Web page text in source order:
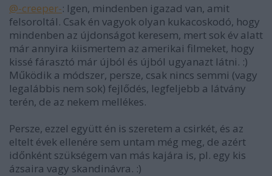
@-creeper-: Igen, mindenben igazad van, amit
felsoroltál. Csak én vagyok olyan kukacoskodó, hogy
mindenben az újdonságot keresem, mert sok év alatt
már annyira kiismertem az amerikai filmeket, hogy
kissé fárasztó már újból és újból ugyanazt látni. :)
Működik a módszer, persze, csak nincs semmi (vagy
legalábbis nem sok) fejlődés, legfeljebb a látvány
terén, de az nekem mellékes.
Persze, ezzel együtt én is szeretem a csirkét, és az
eltelt évek ellenére sem untam még meg, de azért
időnként szükségem van más kajára is, pl. egy kis
ázsaira vagy skandinávra. :)